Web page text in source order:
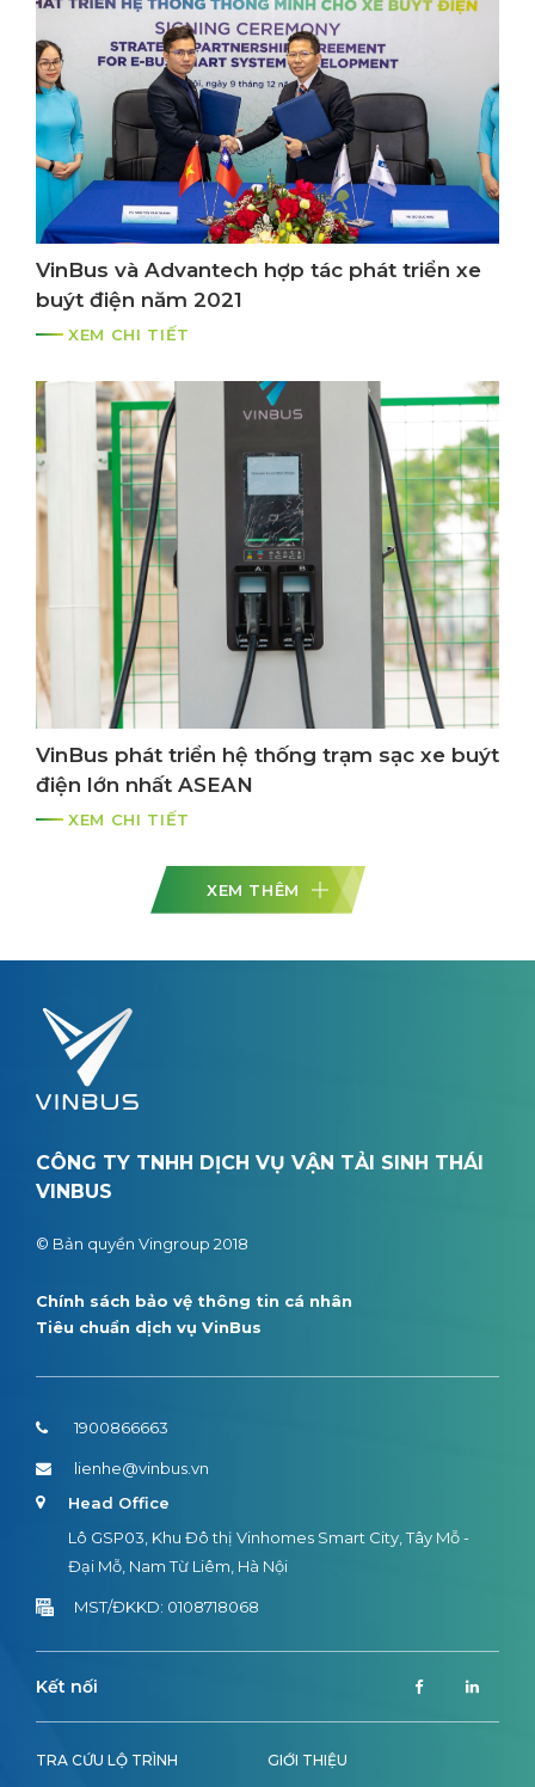
VinBus và Advantech hợp tác phát triển xe
buýt điện năm 2021
XEM CHI TIẾT
VinBus phát triển hệ thống trạm sạc xe buýt
điện lớn nhất ASEAN
XEM CHI TIẾT
XEM THÊM
CÔNG TY TNHH DỊCH VỤ VẬN TẢI SINH THÁI
VINBUS
© Bản quyền Vingroup 2018
Chính sách bảo vệ thông tin cá nhân
Tiêu chuẩn dịch vụ VinBus
TRA CỨU LỘ TRÌNH GIỚI THIỆU
1900866663
lienhe@vinbus.vn
Head Office
Lô GSP03, Khu Đô thị Vinhomes Smart City, Tây Mỗ -
Đại Mỗ, Nam Từ Liêm, Hà Nội
MST/ĐKKD: 0108718068
Kết nối